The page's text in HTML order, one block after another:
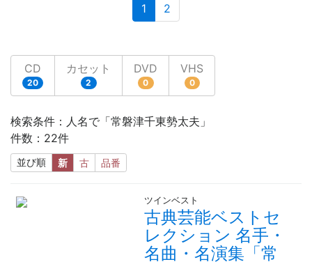
1 (current)
2
CD
20
カセット
2
DVD
0
VHS
0
検索条件：人名で「常磐津千東勢太夫」
件数：22件
並び順 新 古 品番
ツインベスト
古典芸能ベストセ
レクション 名手・
名曲・名演集「常